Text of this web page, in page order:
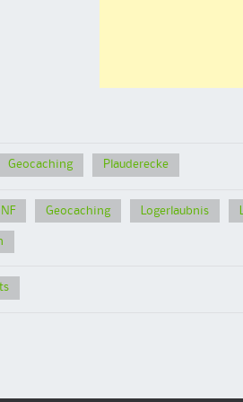
Geocaching Plauderecke
Geocaching Logerlaubnis